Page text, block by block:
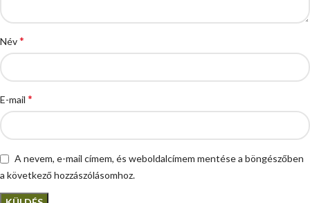
Név*
E-mail *
A nevem, e-mail címem, és weboldalcímem mentése a böngészőben
a következő hozzászólásomhoz.